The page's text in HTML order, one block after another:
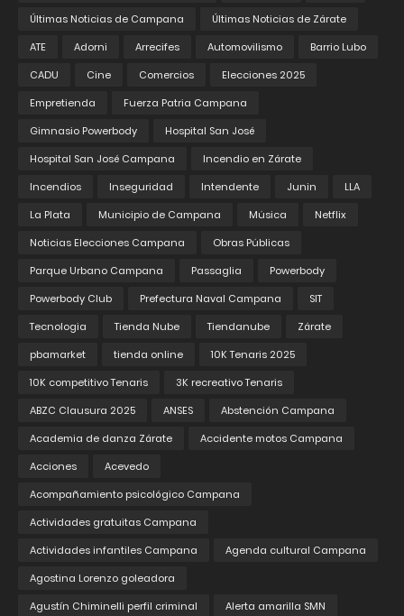
Últimas Noticias de Campana
Últimas Noticias de Zárate
ATE
Adorni Arrecifes Automovilismo
Barrio Lubo
CADU
Cine Comercios
Elecciones 2025
Empretienda
Fuerza Patria Campana
Gimnasio Powerbody
Hospital San José
Hospital San José Campana
Incendio en Zárate
Incendios
Inseguridad Intendente Junin
LLA
La Plata
Municipio de Campana Música
Netflix
Noticias Elecciones Campana
Obras Públicas
Parque Urbano Campana
Passaglia
Powerbody
Powerbody Club
Prefectura Naval Campana
SIT
Tecnologia
Tienda Nube Tiendanube
Zárate
pbamarket
tienda online
10K Tenaris 2025
10K competitivo Tenaris
3K recreativo Tenaris
ABZC Clausura 2025
ANSES
Abstención Campana
Academia de danza Zárate
Accidente motos Campana
Acciones
Acevedo
Acompañamiento psicológico Campana
Actividades gratuitas Campana
Actividades infantiles Campana
Agenda cultural Campana
Agostina Lorenzo goleadora
Agustín Chiminelli perfil criminal
Alerta amarilla SMN